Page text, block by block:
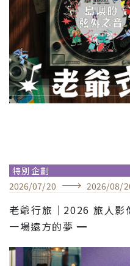
特別企劃
2026/07/20 2026/08/
老爺行旅｜2026 旅人
一場遠方的夢 ━